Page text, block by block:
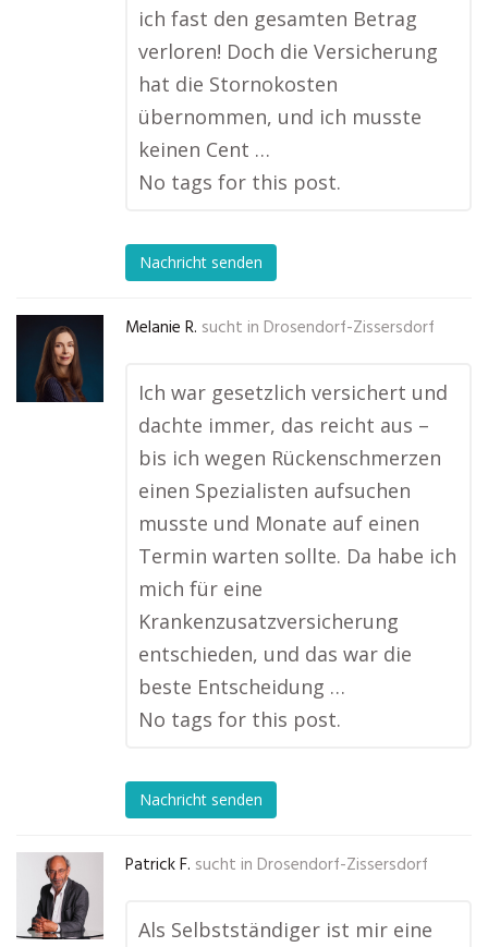
ich fast den gesamten Betrag
verloren! Doch die Versicherung
hat die Stornokosten
übernommen, und ich musste
keinen Cent …
No tags for this post.
Nachricht senden
Melanie R. sucht in Drosendorf-Zissersdorf
Ich war gesetzlich versichert und
dachte immer, das reicht aus –
bis ich wegen Rückenschmerzen
einen Spezialisten aufsuchen
musste und Monate auf einen
Termin warten sollte. Da habe ich
mich für eine
Krankenzusatzversicherung
entschieden, und das war die
beste Entscheidung …
No tags for this post.
Nachricht senden
Patrick F. sucht in Drosendorf-Zissersdorf
Als Selbstständiger ist mir eine